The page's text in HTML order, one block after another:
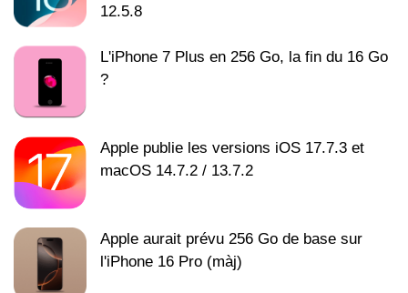
12.5.8
L'iPhone 7 Plus en 256 Go, la fin du 16 Go
?
Apple publie les versions iOS 17.7.3 et
macOS 14.7.2 / 13.7.2
Apple aurait prévu 256 Go de base sur
l'iPhone 16 Pro (màj)